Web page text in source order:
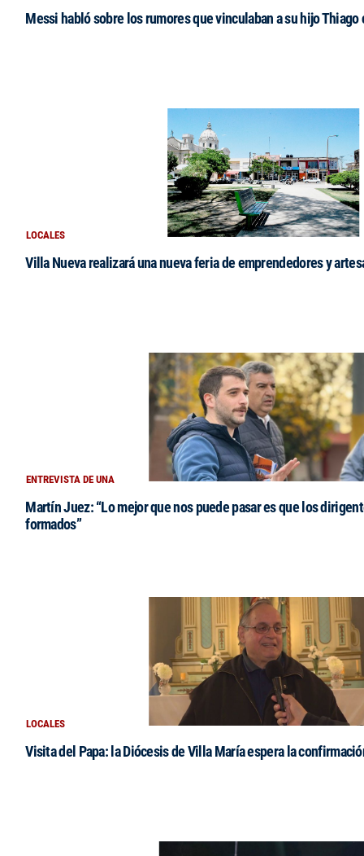
Messi habló sobre los rumores que vinculaban a su hijo Thiago
LOCALES
Villa Nueva realizará una nueva feria de emprendedores y
ENTREVISTA DE UNA
Martín Juez: “Lo mejor que nos puede pasar es que los
formados”
LOCALES
Visita del Papa: la Diócesis de Villa María espera la